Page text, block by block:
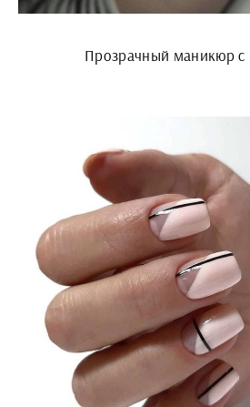
Прозрачный маникюр с